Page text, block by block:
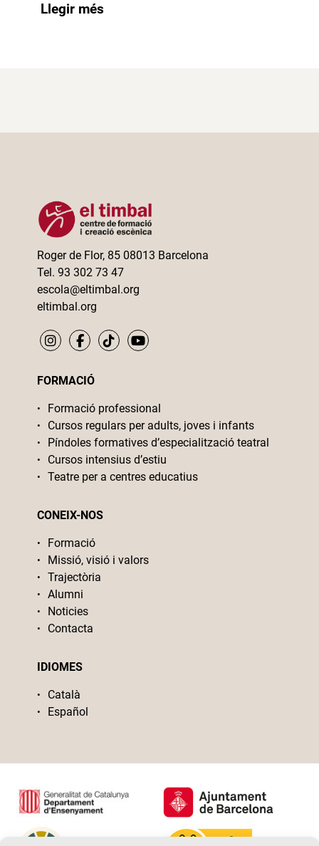
Llegir més
Roger de Flor, 85 08013 Barcelona
Tel. 93 302 73 47
escola@eltimbal.org
eltimbal.org
FORMACIÓ
Formació professional
Cursos regulars per adults, joves i infants
Píndoles formatives d’especialització teatral
Cursos intensius d’estiu
Teatre per a centres educatius
CONEIX-NOS
Formació
Missió, visió i valors
Trajectòria
Alumni
Noticies
Contacta
IDIOMES
Català
Español